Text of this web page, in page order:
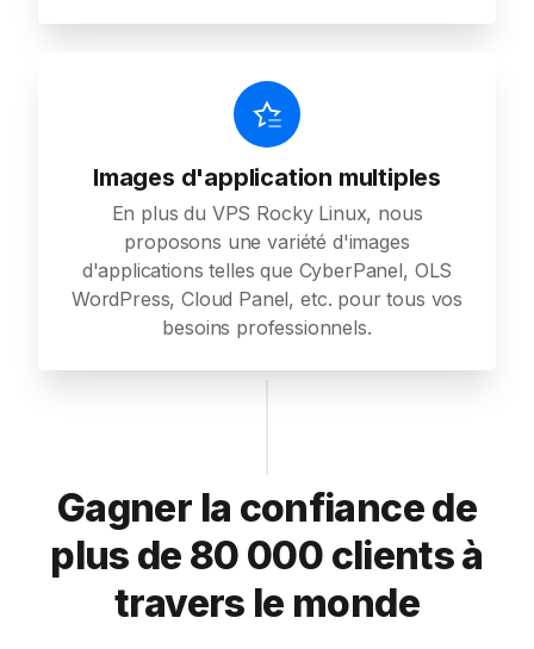
Images d'application multiples
En plus du VPS Rocky Linux, nous
proposons une variété d'images
d'applications telles que CyberPanel, OLS
WordPress, Cloud Panel, etc. pour tous vos
besoins professionnels.
Gagner la confiance de
plus de 80 000 clients à
travers le monde